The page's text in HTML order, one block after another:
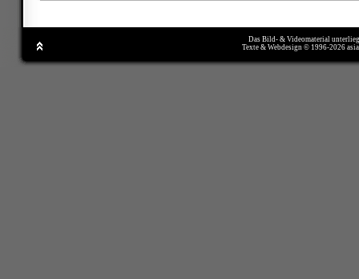
Das Bild- & Videomaterial
Texte & Webdesign © 1996-2026